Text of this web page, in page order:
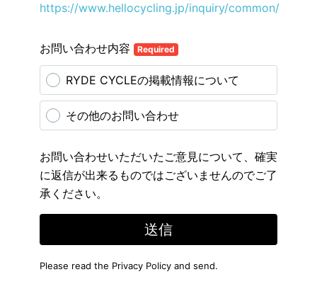
https://www.hellocycling.jp/inquiry/common/
お問い合わせ内容 Required
RYDE CYCLEの掲載情報について
その他のお問い合わせ
お問い合わせいただいたご意見について、確実
に返信が出来るものではございませんのでご了
承ください。
送信
Please read the Privacy Policy and send.